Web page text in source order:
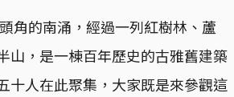
角的南涌，經過一列紅樹林、蘆
山，是一棟百年歷史的古雅舊建築
十人在此聚集，大家既是來參觀這